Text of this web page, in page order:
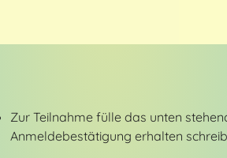
Zur Teilnahme fülle das unten
Anmeldebestätigung erhalten